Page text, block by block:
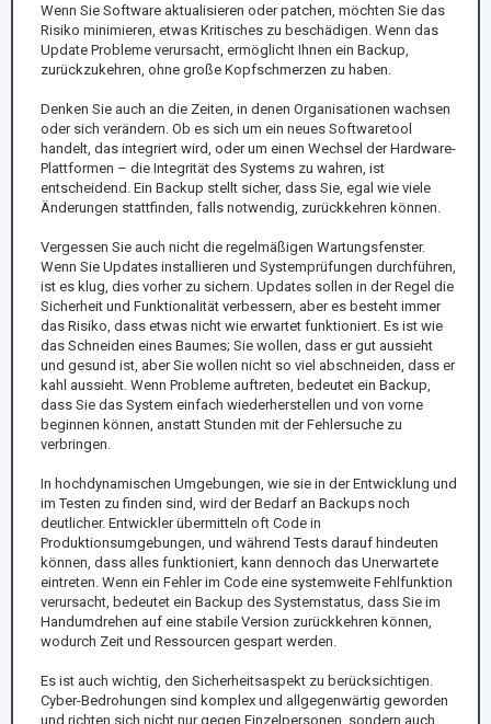
Wenn Sie Software aktualisieren oder patchen, möchten Sie das
Risiko minimieren, etwas Kritisches zu beschädigen. Wenn das
Update Probleme verursacht, ermöglicht Ihnen ein Backup,
zurückzukehren, ohne große Kopfschmerzen zu haben.
Denken Sie auch an die Zeiten, in denen Organisationen wachsen
oder sich verändern. Ob es sich um ein neues Softwaretool
handelt, das integriert wird, oder um einen Wechsel der Hardware-
Plattformen – die Integrität des Systems zu wahren, ist
entscheidend. Ein Backup stellt sicher, dass Sie, egal wie viele
Änderungen stattfinden, falls notwendig, zurückkehren können.
Vergessen Sie auch nicht die regelmäßigen Wartungsfenster.
Wenn Sie Updates installieren und Systemprüfungen durchführen,
ist es klug, dies vorher zu sichern. Updates sollen in der Regel die
Sicherheit und Funktionalität verbessern, aber es besteht immer
das Risiko, dass etwas nicht wie erwartet funktioniert. Es ist wie
das Schneiden eines Baumes; Sie wollen, dass er gut aussieht
und gesund ist, aber Sie wollen nicht so viel abschneiden, dass er
kahl aussieht. Wenn Probleme auftreten, bedeutet ein Backup,
dass Sie das System einfach wiederherstellen und von vorne
beginnen können, anstatt Stunden mit der Fehlersuche zu
verbringen.
In hochdynamischen Umgebungen, wie sie in der Entwicklung und
im Testen zu finden sind, wird der Bedarf an Backups noch
deutlicher. Entwickler übermitteln oft Code in
Produktionsumgebungen, und während Tests darauf hindeuten
können, dass alles funktioniert, kann dennoch das Unerwartete
eintreten. Wenn ein Fehler im Code eine systemweite Fehlfunktion
verursacht, bedeutet ein Backup des Systemstatus, dass Sie im
Handumdrehen auf eine stabile Version zurückkehren können,
wodurch Zeit und Ressourcen gespart werden.
Es ist auch wichtig, den Sicherheitsaspekt zu berücksichtigen.
Cyber-Bedrohungen sind komplex und allgegenwärtig geworden
und richten sich nicht nur gegen Einzelpersonen, sondern auch